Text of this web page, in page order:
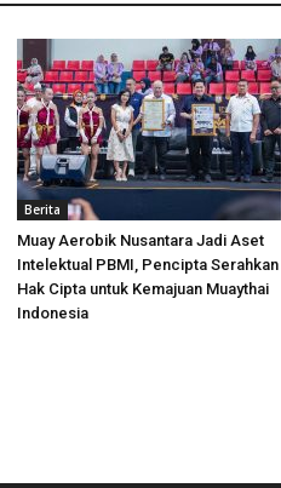
Berita
Muay Aerobik Nusantara Jadi Aset
Intelektual PBMI, Pencipta Serahkan
Hak Cipta untuk Kemajuan Muaythai
Indonesia